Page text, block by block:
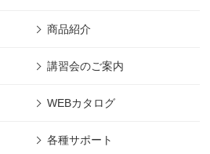
商品紹介
講習会のご案内
WEBカタログ
各種サポート